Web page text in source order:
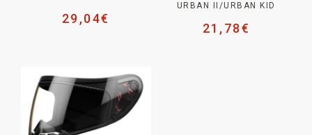
29,04€
URBAN II/URBAN KID
21,78€